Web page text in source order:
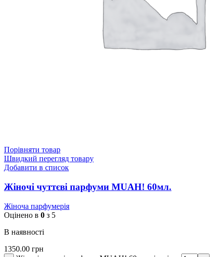
Порівняти товар
Швидкий перегляд товару
Добавити в список
Жіночі чуттєві парфуми MUAH! 60мл.
Жіноча парфумерія
Оцінено в 0 з 5
В наявності
1350.00 грн